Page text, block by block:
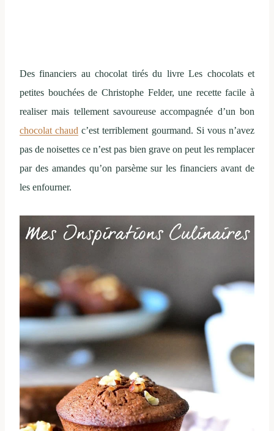
Des financiers au chocolat tirés du livre Les chocolats et
petites bouchées de Christophe Felder, une recette facile à
realiser mais tellement savoureuse accompagnée d’un bon
chocolat chaud c’est terriblement gourmand. Si vous n’avez
pas de noisettes ce n’est pas bien grave on peut les remplacer
par des amandes qu’on parsème sur les financiers avant de
les enfourner.